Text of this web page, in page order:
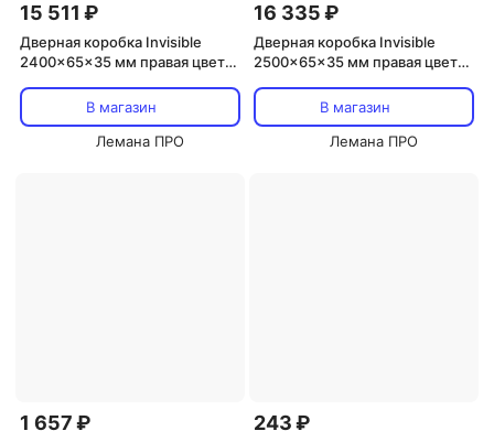
15 511 ₽
Дверная коробка Invisible
2400x65x35 мм правая цвет
В магазин
Лемана ПРО
16 335 ₽
Дверная коробка Invisible
2500x65x35 мм правая цвет
В магазин
Лемана ПРО
1 657 ₽ 243 ₽